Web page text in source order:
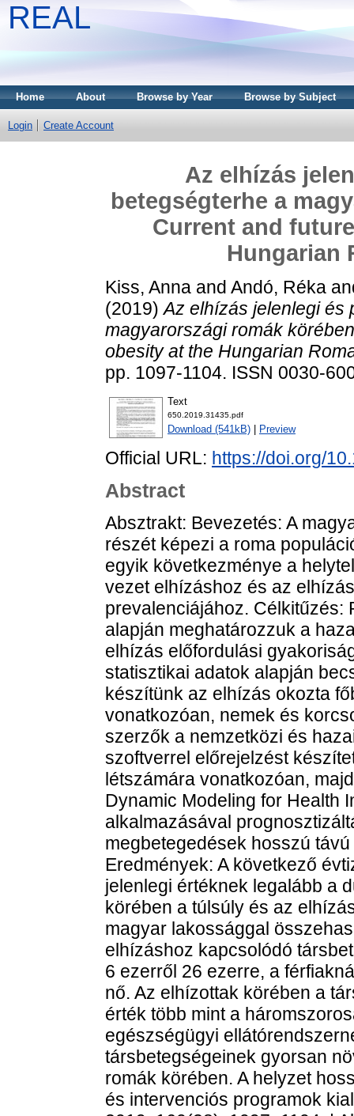
REAL
Home About Browse by Year Browse by Subject
Login Create Account
Az elhízás
betegségterhe a
Current and
Hungarian
Kiss, Anna and Andó, Réka
(2019)Az elhízás jelenlegi és
magyarországi romák
obesity at the Hungarian
pp. 1097-1104. ISSN 0030-
Text
650.2019.31435.pdf
Download (541kB) Preview
Official URL: https://doi.org/
Abstract
Absztrakt: Bevezetés: A
részét képezi a roma
egyik következménye a
vezet elhízáshoz és az
prevalenciájához. Célkitűzés:
alapján meghatározzuk a
elhízás előfordulási
statisztikai adatok alapján
készítünk az elhízás okozta
vonatkozóan, nemek és
szerzők a nemzetközi és
szoftverrel előrejelzést
létszámára vonatkozóan,
Dynamic Modeling for Health
alkalmazásával
megbetegedések hosszú
Eredmények: A következő
jelenlegi értéknek legalább a
körében a túlsúly és az
magyar lakossággal
elhízáshoz kapcsolódó
6 ezerről 26 ezerre, a
nő. Az elhízottak körében a
érték több mint a
egészségügyi
társbetegségeinek gyorsan
romák körében. A helyzet
és intervenciós programok